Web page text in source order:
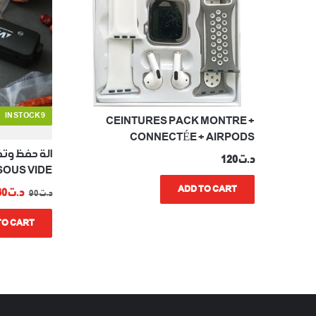
+ CEINTURES PACK MONTRE
CONNECTÉE + AIRPODS
د.ت120
ADD TO CART
9 IN STOCK
الة حفظ
VIDE
د.ت90
د.ت90.
د.ت
CART